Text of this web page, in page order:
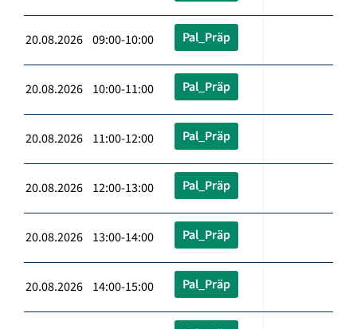
20.08.2026 09:00-10:00 Pal_Präp
20.08.2026 10:00-11:00 Pal_Präp
20.08.2026 11:00-12:00 Pal_Präp
20.08.2026 12:00-13:00 Pal_Präp
20.08.2026 13:00-14:00 Pal_Präp
20.08.2026 14:00-15:00 Pal_Präp